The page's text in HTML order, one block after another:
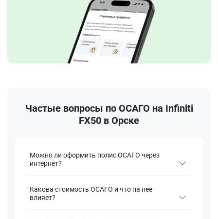
Частые вопросы по ОСАГО на Infiniti
FX50 в Орске
Можно ли оформить полис ОСАГО через
интернет?
Какова стоимость ОСАГО и что на нее
влияет?